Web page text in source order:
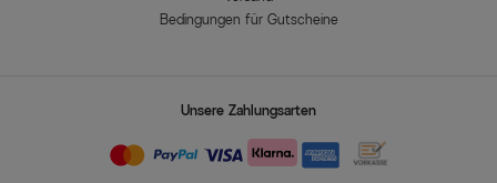
Bedingungen für Gutscheine
Unsere Zahlungsarten